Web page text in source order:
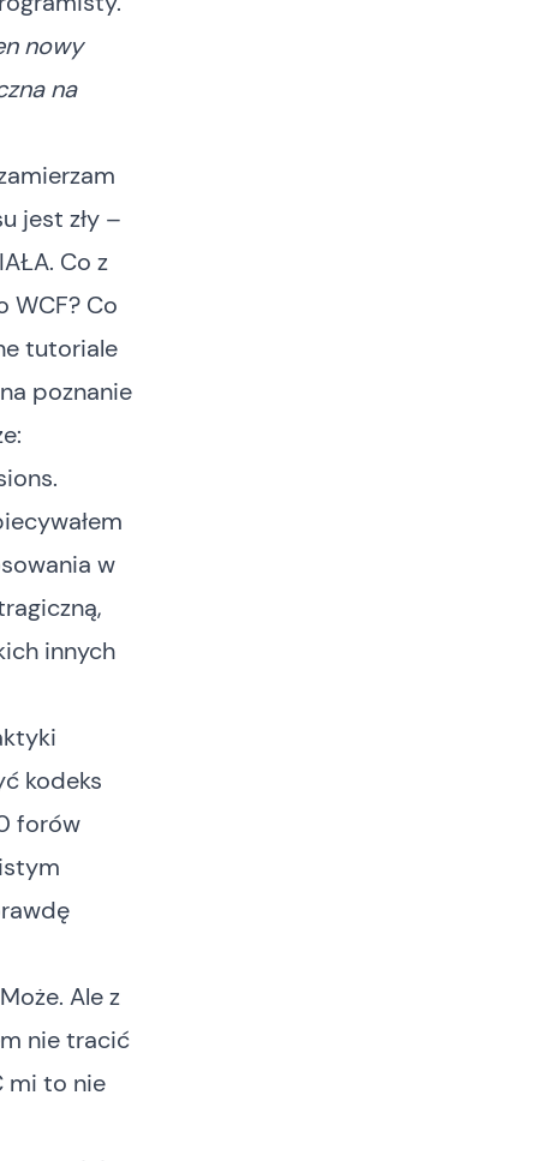
nowy
na
jest zły –
Co z
WCF? Co
tutoriale
poznanie
.
w
innych
kodeks
forów
Ale z
nie tracić
mi to nie